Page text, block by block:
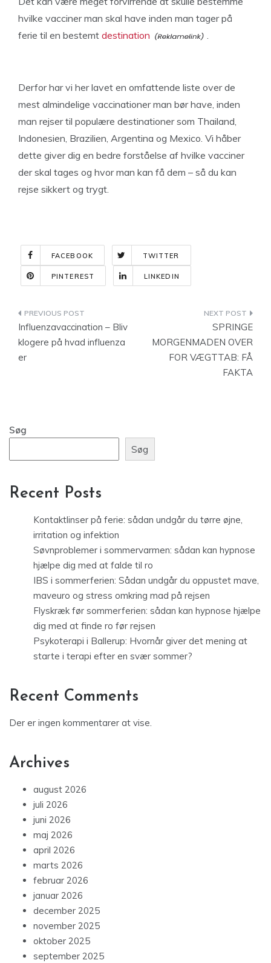
hvilke vacciner man skal have inden man tager på
ferie til en bestemt destination .
Derfor har vi her lavet en omfattende liste over de
mest almindelige vaccinationer man bør have, inden
man rejser til populære destinationer som Thailand,
Indonesien, Brazilien, Argentina og Mexico. Vi håber
dette giver dig en bedre forståelse af hvilke vacciner
der skal tages og hvor man kan få dem – så du kan
rejse sikkert og trygt.
FACEBOOK TWITTER
PINTEREST LINKEDIN
Indlægsnavigation
Influenzavaccination – Bliv
klogere på hvad influenza
er
SPRINGE
MORGENMADEN OVER
FOR VÆGTTAB: FÅ
FAKTA
Søg
Søg
Recent Posts
Kontaktlinser på ferie: sådan undgår du tørre øjne,
irritation og infektion
Søvnproblemer i sommervarmen: sådan kan hypnose
hjælpe dig med at falde til ro
IBS i sommerferien: Sådan undgår du oppustet mave,
maveuro og stress omkring mad på rejsen
Flyskræk før sommerferien: sådan kan hypnose hjælpe
dig med at finde ro før rejsen
Psykoterapi i Ballerup: Hvornår giver det mening at
starte i terapi efter en svær sommer?
Recent Comments
Der er ingen kommentarer at vise.
Archives
august 2026
juli 2026
juni 2026
maj 2026
april 2026
marts 2026
februar 2026
januar 2026
december 2025
november 2025
oktober 2025
september 2025